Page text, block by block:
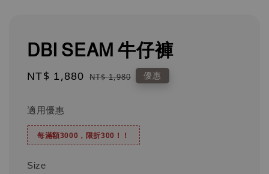
DBI SEAM 牛仔褲
Sale
NT$ 1,880 Regular
NT$ 1,980 優惠
適用優惠
每滿額3000，限折300！！
Size